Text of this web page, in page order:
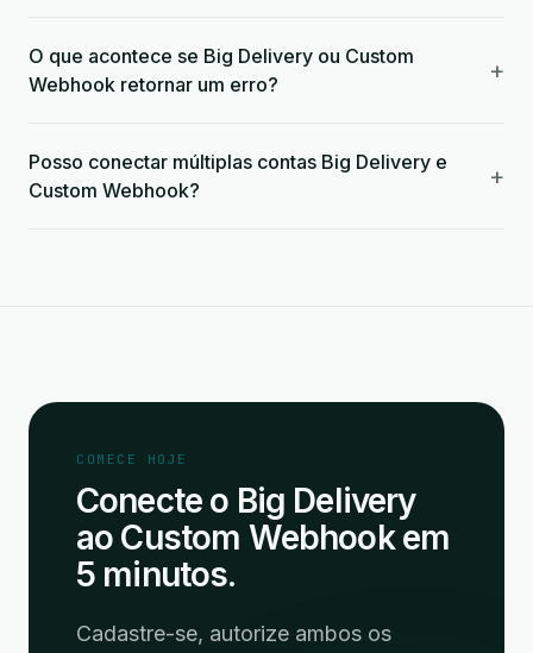
O que acontece se Big Delivery ou Custom
Webhook retornar um erro?
+
Posso conectar múltiplas contas Big Delivery e
Custom Webhook?
+
COMECE HOJE
Conecte o Big Delivery
ao Custom Webhook em
5 minutos.
Cadastre-se, autorize ambos os